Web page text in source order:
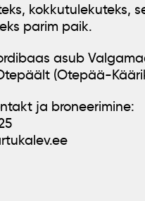
kokkutulekuteks,
parim paik.
asub
(Otepää-
ja broneerimine: